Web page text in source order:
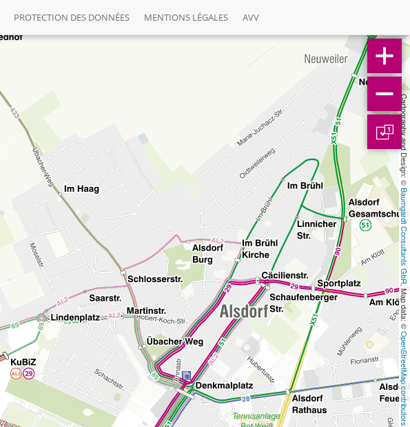
PROTECTION DES DONNÉES MENTIONS LÉGALES AVV
Cartography and Design: ©
Baumgardt Consultants GbR
, Map data: ©
OpenStreetMap contributors
1